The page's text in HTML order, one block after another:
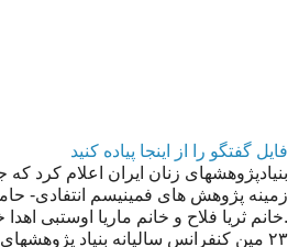
فایل گفتگو را از اینجا پیاده کنید
بنيادپژوهشهای زنان ایران اعلام كرد كه
زمینه پژوهش های فمینیسم انتفادی-
خانم ثریا فلاح و خانم ماريا اوستبى اهدا خواهد كرد.
٢٣ مين كنفرانس ساليانه بنیاد